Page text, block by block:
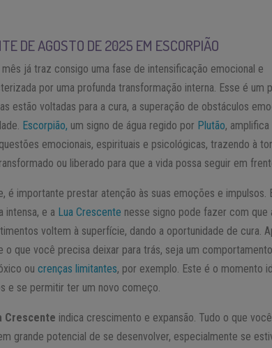
DE AGOSTO DE 2025 EM ESCORPIÃO
já traz consigo uma fase de intensificação emocional e
por uma profunda transformação interna. Esse é um
estão voltadas para a cura, a superação de obstáculos
Escorpião, um signo de água regido por Plutão,
emocionais, espirituais e psicológicas, trazendo à
ou liberado para que a vida possa seguir em
é importante prestar atenção às suas emoções e impulsos.
intensa, e a Lua Crescente nesse signo pode fazer com que
voltem à superfície, dando a oportunidade de cura.
o que você precisa deixar para trás, seja um
oucrenças limitantes, por exemplo. Este é o momento
e se permitir ter um novo começo.
Crescente indica crescimento e expansão. Tudo o que você
grande potencial de se desenvolver, especialmente se